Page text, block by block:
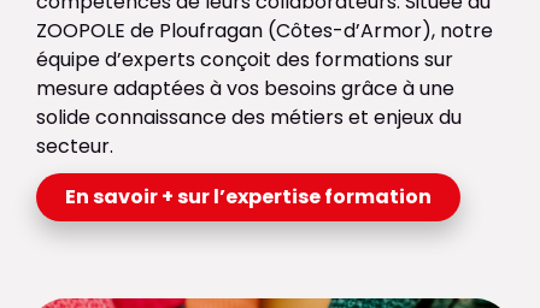
ZOOPOLE de Ploufragan (Côtes-d’Armor), notre
équipe d’experts conçoit des formations sur
mesure adaptées à vos besoins grâce à une
solide connaissance des métiers et enjeux du
secteur.
En savoir + sur l’expertise formation